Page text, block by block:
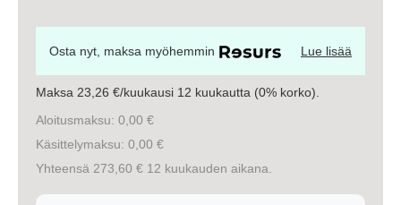
Osta nyt, maksa myöhemmin Lue lisää
Maksa 23,26 €/kuukausi 12 kuukautta (0% korko).
Aloitusmaksu: 0,00 €
Käsittelymaksu: 0,00 €
Yhteensä 273,60 € 12 kuukauden aikana.